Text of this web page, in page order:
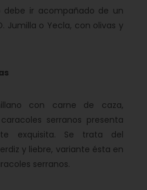
ir acompañado de un
Jumilla o Yecla, con olivas y
con carne de caza,
serranos presenta
exquisita. Se trata del
y liebre, variante ésta en
serranos.